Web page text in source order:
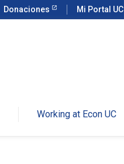
Donaciones Mi Portal UC
Working at Econ UC